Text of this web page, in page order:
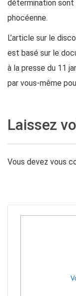
détermination sont
phocéenne.
L’article sur le
est basé sur le
à la presse du 11
par vous-même
Laissez
Vous devez vous